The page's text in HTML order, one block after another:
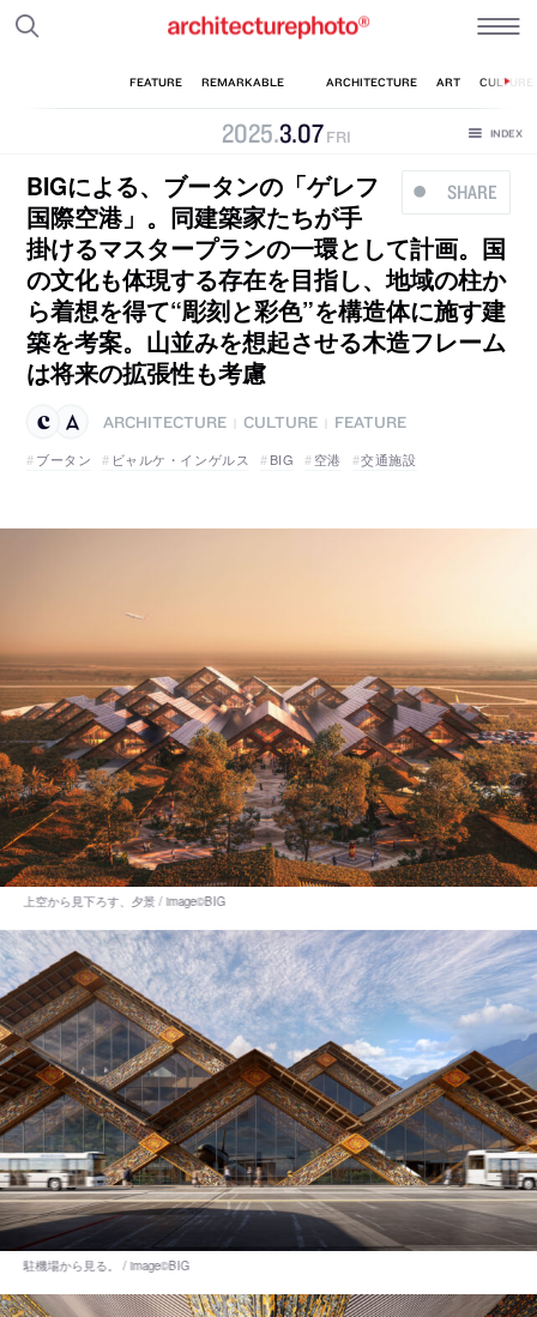
2025.3.07 FRI
SHARE
BIGによる、ブータンの「ゲレフ
国際空港」。同建築家たちが手
掛けるマスタープランの一環として計画。国
の文化も体現する存在を目指し、地域の柱か
ら着想を得て“彫刻と彩色”を構造体に施す建
築を考案。山並みを想起させる木造フレーム
は将来の拡張性も考慮
ARCHITECTURE CULTURE
FEATURE
ブータン
ビャルケ・インゲルス BIG 空港 交通施設